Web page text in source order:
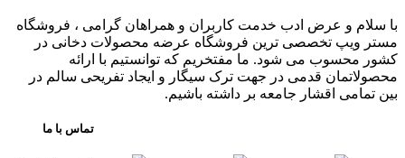
با سلام و عرض ادب خدمت کاربران و همراهان گرامی ، فروشگاه
مستر ویپ تخصصی ترین فروشگاه عرضه محصولات دخانی در
کشور محسوب می شود. ما مفتخریم که توانستیم با ارائه
محصولاتمان قدمی در جهت ترک سیگار و ایجاد تفریحی سالم در
بین تمامی اقشار جامعه بر داشته باشیم.
تماس با ما